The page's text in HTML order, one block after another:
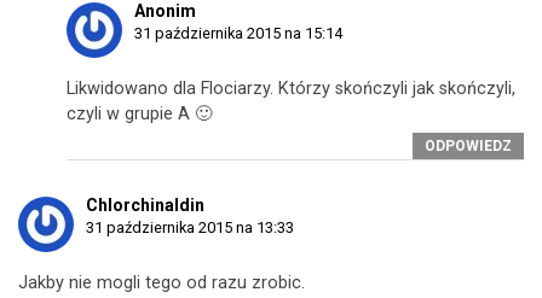
Anonim
31 października 2015 na 15:14
Likwidowano dla Flociarzy. Którzy skończyli jak skończyli,
czyli w grupie A 🙂
ODPOWIEDZ
Chlorchinaldin
31 października 2015 na 13:33
Jakby nie mogli tego od razu zrobic.